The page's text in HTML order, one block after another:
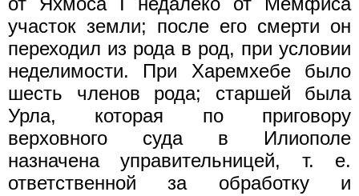
участок земли; после его смерти он
переходил из рода в род, при условии
неделимости. При Харемхебе было
шесть членов рода; старшей была
Урла, которая по приговору
верховного суда в Илиополе
назначена управительницей, т. е.
ответственной за обработку и